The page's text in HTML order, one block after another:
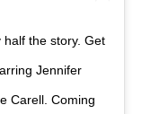
the story. Get
Jennifer
Carell. Coming